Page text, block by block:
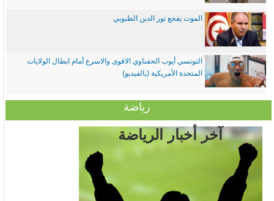
الموت يفجع نور الدين الطبوبي
التونسي أيوب الحفناوي الاقوى والاسرع أمام ابطال الولايات
المتحدة الأمريكية (بالفيديو)
رياضة
آخر أخبار الرياضة